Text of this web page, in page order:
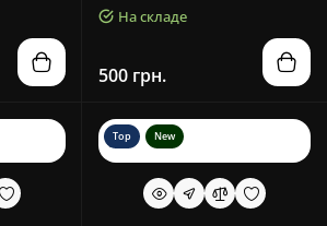
На складе
500 грн.
Top New